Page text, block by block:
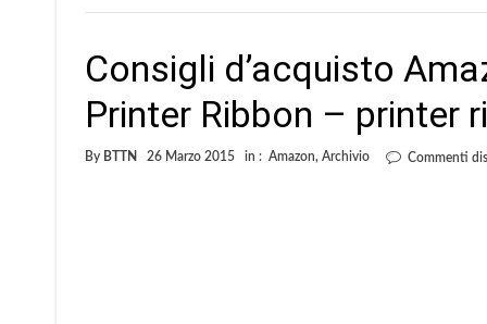
Consigli d’acquisto
Printer Ribbon – printer
By BTTN 26 Marzo 2015 in : Amazon, Archivio Commenti